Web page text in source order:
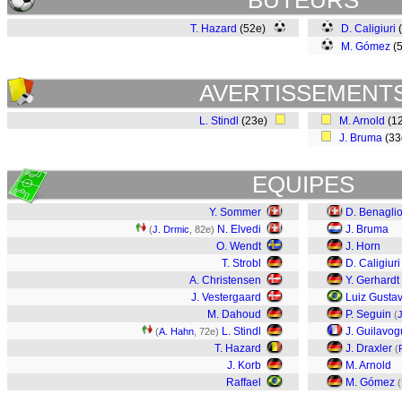
T. Hazard (52e) D. Caligiuri
M. Gómez
L. Stindl (23e) M. Arnold
J. Bruma
EQUIPES
Y. Sommer
(J. Drmic , 82e) N. Elvedi
O. Wendt
T. Strobl
A. Christensen
J. Vestergaard
M. Dahoud
(A. Hahn , 72e) L. Stindl
T. Hazard
J. Korb
Raffael
D. Benaglio
J. Bruma
J. Horn
D. Caligiuri
Y. Gerhardt
Luiz
P. Seguin (
J.
J. Draxler (
M. Arnold
M. Gómez (